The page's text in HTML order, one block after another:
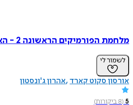
מלחמת הפורמיקים הראשונה 2 - הארץ בלהבות
לשמור לי
אורסון סקוט קארד אהרון ג'ונסטון
5
(
8ביקורות)